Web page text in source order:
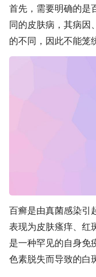
首先，需要明确的是
同的皮肤病，其病因
的不同，因此不能笼
百癣是由真菌感染引
表现为皮肤瘙痒、红
是一种罕见的自身免
色素脱失而导致的白